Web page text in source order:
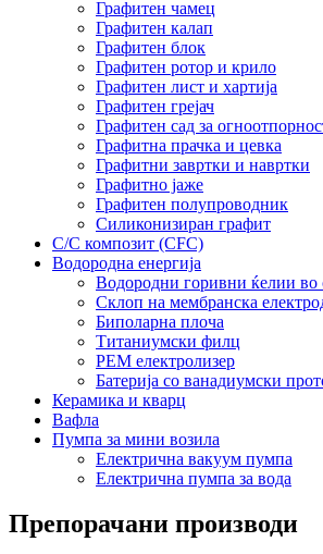
Графитен чамец
Графитен калап
Графитен блок
Графитен ротор и крило
Графитен лист и хартија
Графитен грејач
Графитен сад за
Графитна прачка и цевка
Графитни завртки и навртки
Графитно јаже
Графитен полупроводник
Силиконизиран графит
C/C композит (CFC)
Водородна енергија
Водородни горивни ќелии во
Склоп на мембранска
Биполарна плоча
Титаниумски филц
PEM електролизер
Батерија со ванадиумски
Керамика и кварц
Вафла
Пумпа за мини возила
Електрична вакуум пумпа
Електрична пумпа за вода
Препорачани производи